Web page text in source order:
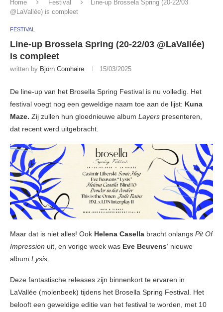
Home Festival
Line-up Brossela Spring (20-22/03
@LaVallée) is compleet
FESTIVAL
Line-up Brossela Spring (20-22/03 @LaVallée)
is compleet
written by Björn Comhaire 15/03/2025
De line-up van het Brosella Spring Festival is nu volledig. Het
festival voegt nog een geweldige naam toe aan de lijst: Kuna
Maze. Zij zullen hun gloednieuwe album Layers presenteren,
dat recent werd uitgebracht.
Maar dat is niet alles! Ook Helena Casella bracht onlangs Pit Of
Impression uit, en vorige week was Eve Beuvens‘ nieuwe
album Lysis
Deze fantastische releases zijn binnenkort te ervaren in
LaVallée (molenbeek) tijdens het Brosella Spring Festival. Het
belooft een geweldige editie van het festival te worden, met 10